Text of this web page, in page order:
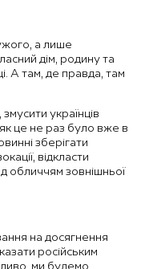
а лише
дім, родину та
А там, де правда, там
українців
це не раз було вже в
зберігати
відкласти
обличчям зовнішньої
на досягнення
російським
ми будемо